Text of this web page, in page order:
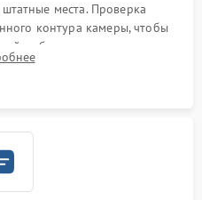
места. Проверка
контура камеры, чтобы
мебели и потерю тепла.
и сборка корпуса шкафа.